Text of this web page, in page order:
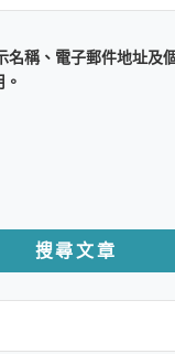
名稱、電子郵件地址及
搜尋文章